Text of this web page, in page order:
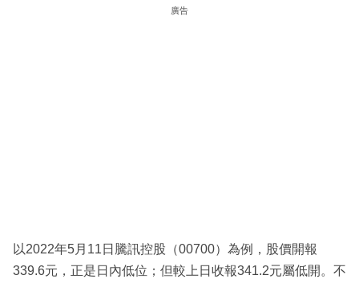
廣告
以2022年5月11日騰訊控股（00700）為例，股價開報
339.6元，正是日內低位；但較上日收報341.2元屬低開。不